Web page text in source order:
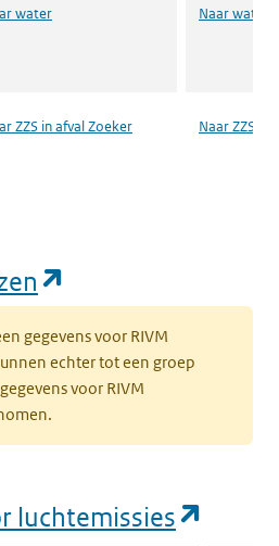
water Naar water
ZZS in afval Zoeker Naar ZZS in
gegevens voor RIVM
echter tot een groep
voor RIVM
luchtemissies